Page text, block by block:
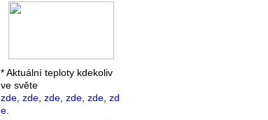
* Aktuální teploty kdekoliv
ve světe
zde, zde, zde, zde, zde, zd
e.